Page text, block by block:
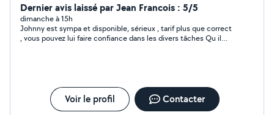
Dernier avis laissé par Jean Francois : 5/5
dimanche à 15h
Johnny est sympa et disponible, sérieux , tarif plus que correct
, vous pouvez lui faire confiance dans les divers tâches Qu il
Voir le profil Contacter